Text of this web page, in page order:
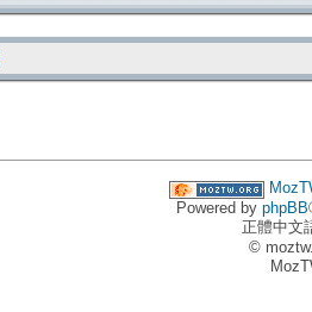
Powered by phpBB
正體中文
©